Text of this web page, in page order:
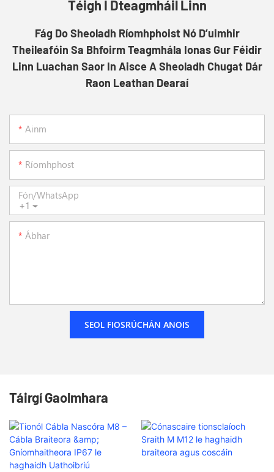
Téigh I Dteagmháil Linn
Fág Do Sheoladh Ríomhphoist Nó D’uimhir
Theileafóin Sa Bhfoirm Teagmhála Ionas Gur Féidir
Linn Luachan Saor In Aisce A Sheoladh Chugat Dár
Raon Leathan Dearaí
Ainm
Ríomhphost
+1
Fón/whatsApp
Ábhar
SEOL FIOSRÚCHÁN ANOIS
Táirgí Gaolmhara